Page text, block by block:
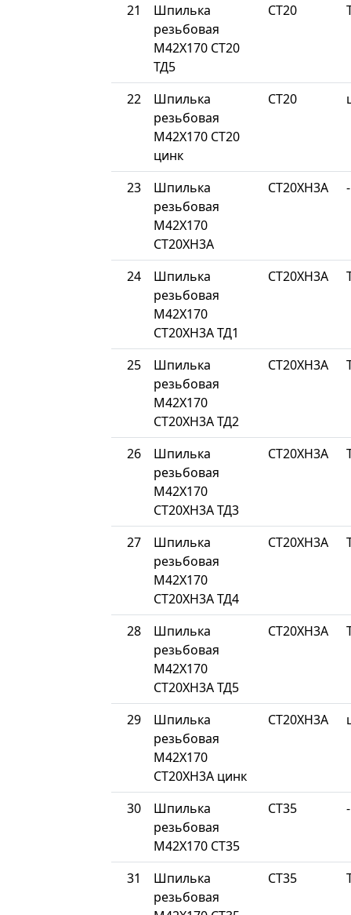
21
Шпилька
резьбовая
М42Х170 СТ20
ТД5
СТ20
22
Шпилька
резьбовая
М42Х170 СТ20
цинк
СТ20
23
Шпилька
резьбовая
М42Х170
СТ20ХН3А
СТ20ХН3А -
24
Шпилька
резьбовая
М42Х170
СТ20ХН3А ТД1
СТ20ХН3А
25
Шпилька
резьбовая
М42Х170
СТ20ХН3А ТД2
СТ20ХН3А
26
Шпилька
резьбовая
М42Х170
СТ20ХН3А ТД3
СТ20ХН3А
27
Шпилька
резьбовая
М42Х170
СТ20ХН3А ТД4
СТ20ХН3А
28
Шпилька
резьбовая
М42Х170
СТ20ХН3А ТД5
СТ20ХН3А
29
Шпилька
резьбовая
М42Х170
СТ20ХН3А цинк
СТ20ХН3А
30
Шпилька
резьбовая
М42Х170 СТ35
СТ35 -
31
Шпилька
резьбовая
СТ35